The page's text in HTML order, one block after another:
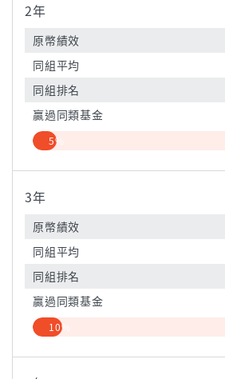
2年
原幣績效
同組平均
同組排名
贏過同類基金
5%
3年
原幣績效
同組平均
同組排名
贏過同類基金
10%